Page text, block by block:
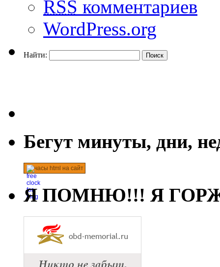
RSS комментариев
WordPress.org
Найти:
Бегут минуты, дни,
часы html на сайт
Я ПОМНЮ!!! Я